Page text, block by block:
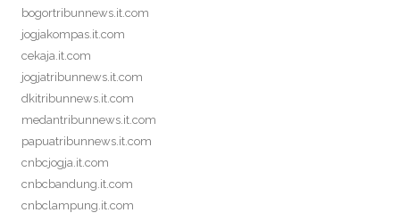
bogortribunnews.it.com
jogjakompas.it.com
cekaja.it.com
jogjatribunnews.it.com
dkitribunnews.it.com
medantribunnews.it.com
papuatribunnews.it.com
cnbcjogja.it.com
cnbcbandung.it.com
cnbclampung.it.com